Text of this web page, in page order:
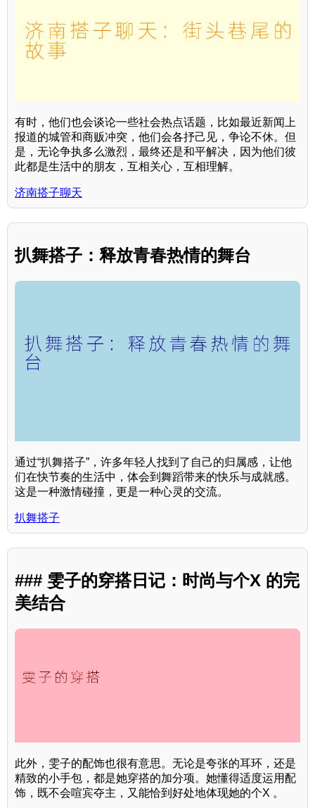
有时，他们也会谈论一些社会热点话题，比如最近新闻上
报道的城管和商贩冲突，他们会各抒己见，争论不休。但
是，无论争执多么激烈，最终还是和平解决，因为他们彼
此都是生活中的朋友，互相关心，互相理解。
济南搭子聊天
扒舞搭子：释放青春热情的舞台
通过“扒舞搭子”，许多年轻人找到了自己的归属感，让他
们在快节奏的生活中，体会到舞蹈带来的快乐与成就感。
这是一种激情碰撞，更是一种心灵的交流。
扒舞搭子
### 雯子的穿搭日记：时尚与个X 的完
美结合
此外，雯子的配饰也很有意思。无论是夸张的耳环，还是
精致的小手包，都是她穿搭的加分项。她懂得适度运用配
饰，既不会喧宾夺主，又能恰到好处地体现她的个X 。